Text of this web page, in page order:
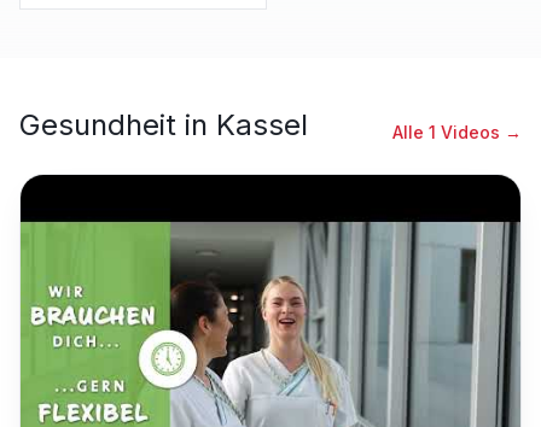
Gesundheit in Kassel Alle 1 Videos →